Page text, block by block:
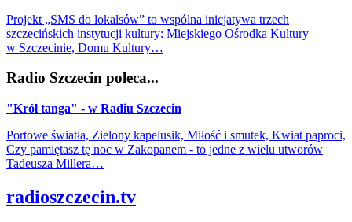
Projekt „SMS do lokalsów” to wspólna inicjatywa trzech
szczecińskich instytucji kultury: Miejskiego Ośrodka Kultury
w Szczecinie, Domu Kultury…
Radio Szczecin poleca...
"Król tanga" - w Radiu Szczecin
Portowe światła, Zielony kapelusik, Miłość i smutek, Kwiat paproci,
Czy pamiętasz tę noc w Zakopanem - to jedne z wielu utworów
Tadeusza Millera…
radioszczecin.tv